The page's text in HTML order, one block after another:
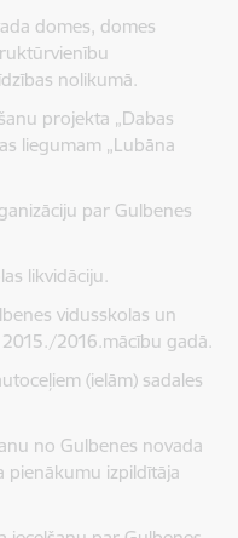
domes, domes
nolikumā.
projekta „Dabas
liegumam „Lubāna
par Gulbenes
likvidāciju.
vidusskolas un
2016.mācību gadā.
(ielām) sadales
no Gulbenes novada
pienākumu izpildītāja